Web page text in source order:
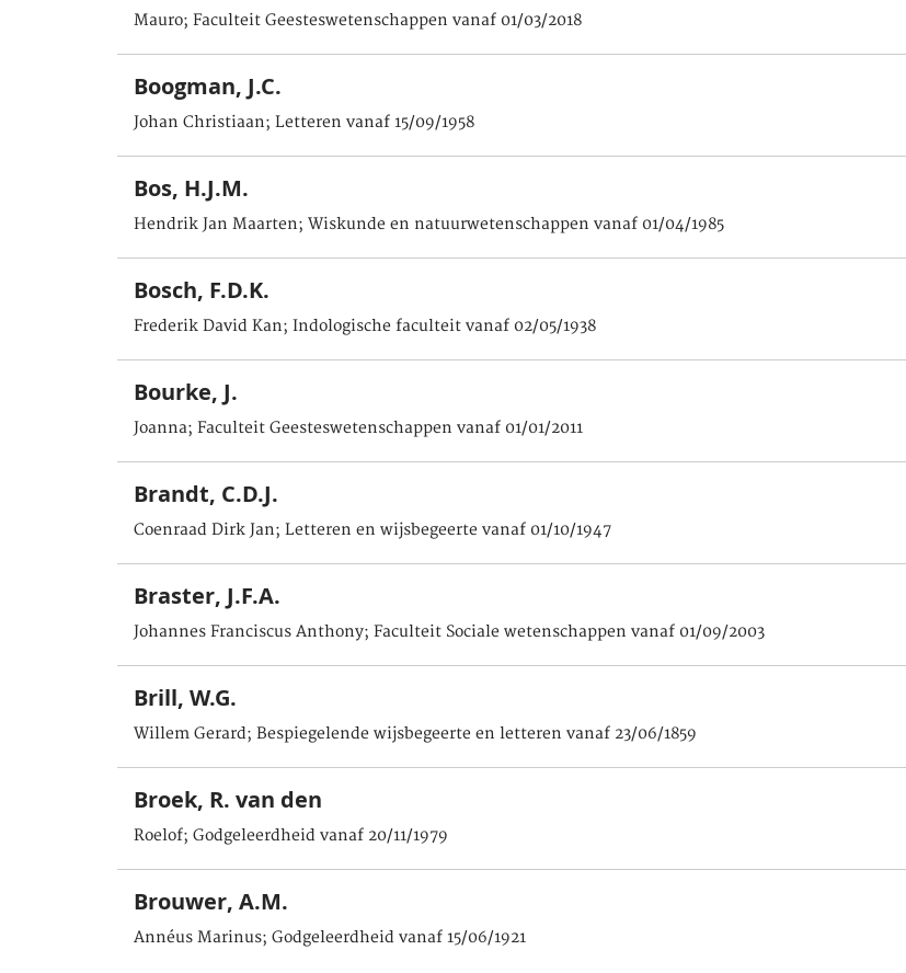
Mauro; Faculteit Geesteswetenschappen vanaf 01/03/2018
Boogman, J.C.
Johan Christiaan; Letteren vanaf 15/09/1958
Bos, H.J.M.
Hendrik Jan Maarten; Wiskunde en natuurwetenschappen vanaf 01/04/1985
Bosch, F.D.K.
Frederik David Kan; Indologische faculteit vanaf 02/05/1938
Bourke, J.
Joanna; Faculteit Geesteswetenschappen vanaf 01/01/2011
Brandt, C.D.J.
Coenraad Dirk Jan; Letteren en wijsbegeerte vanaf 01/10/1947
Braster, J.F.A.
Johannes Franciscus Anthony; Faculteit Sociale wetenschappen vanaf 01/09/2003
Brill, W.G.
Willem Gerard; Bespiegelende wijsbegeerte en letteren vanaf 23/06/1859
Broek, R. van den
Roelof; Godgeleerdheid vanaf 20/11/1979
Brouwer, A.M.
Annéus Marinus; Godgeleerdheid vanaf 15/06/1921